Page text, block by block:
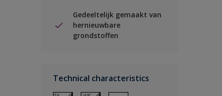
Gedeeltelijk gemaakt van
hernieuwbare
grondstoffen
Technical characteristics